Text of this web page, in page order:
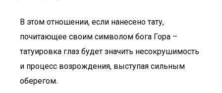
В этом отношении, если нанесено тату,
почитающее своим символом бога Гора –
татуировка глаз будет значить несокрушимость
и процесс возрождения, выступая сильным
оберегом.